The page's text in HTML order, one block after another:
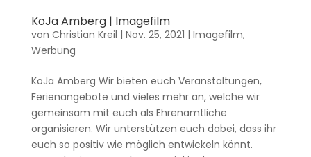
KoJa Amberg | Imagefilm
von Christian Kreil | Nov. 25, 2021 | Imagefilm,
Werbung
KoJa Amberg Wir bieten euch Veranstaltungen,
Ferienangebote und vieles mehr an, welche wir
gemeinsam mit euch als Ehrenamtliche
organisieren. Wir unterstützen euch dabei, dass ihr
euch so positiv wie möglich entwickeln könnt.